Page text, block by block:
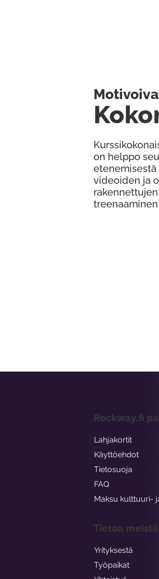
on helppo
videoiden ja
Rockway.fi
Lahjakortit
Käyttöehdot
Tietosuoja
FAQ
Maksu kulttuuri-
Tietoa meistä
Yrityksestä
Työpaikat